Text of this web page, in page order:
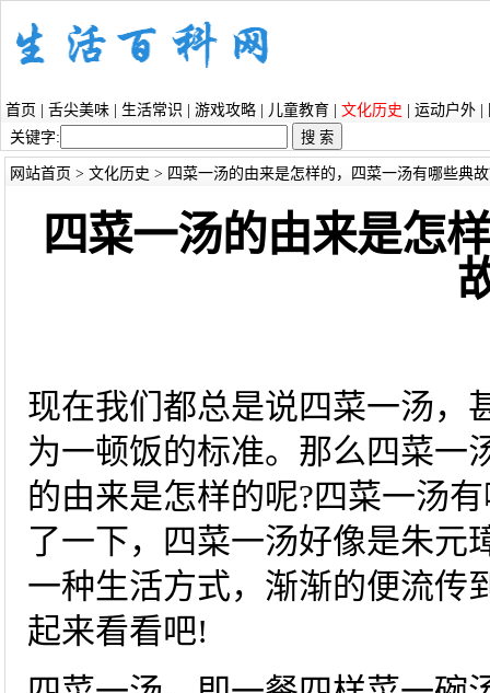
首页 舌尖美味 生活常识 游戏攻略 儿童教育 文化历史 运动户外
关键字:
网站首页 > 文化历史 > 四菜一汤的由来是怎样的，四菜一汤有哪些典故
四菜一汤的由来是怎
现在我们都总是说四菜一汤，
为一顿饭的标准。那么四菜一
的由来是怎样的呢?四菜一汤
了一下，四菜一汤好像是朱元
一种生活方式，渐渐的便流传
起来看看吧!